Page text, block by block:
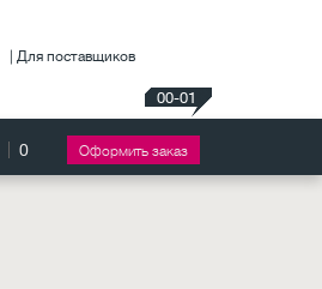
Для поставщиков
00-01
0 Оформить заказ